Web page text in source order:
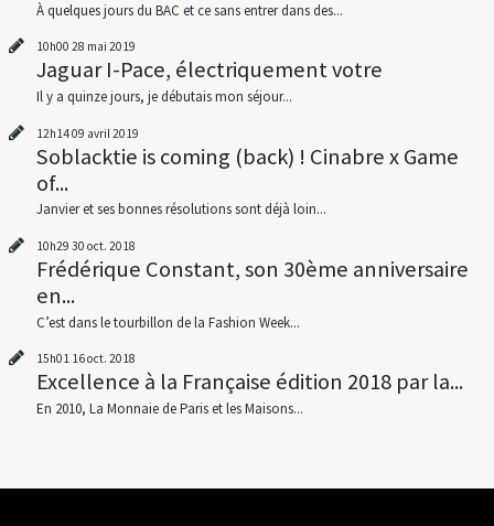
À quelques jours du BAC et ce sans entrer dans des...
10h00 28 mai 2019
Jaguar I-Pace, électriquement votre
Il y a quinze jours, je débutais mon séjour...
12h1409 avril 2019
Soblacktie is coming (back) ! Cinabre x Game
of...
Janvier et ses bonnes résolutions sont déjà loin...
10h29 30 oct. 2018
Frédérique Constant, son 30ème anniversaire
en...
C’est dans le tourbillon de la Fashion Week...
15h01 16oct. 2018
Excellence à la Française édition 2018 par la...
En 2010, La Monnaie de Paris et les Maisons...